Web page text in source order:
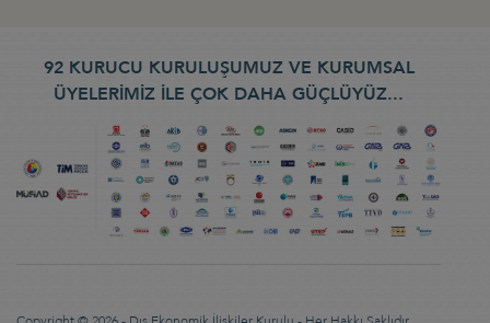
92 KURUCU KURULUŞUMUZ VE KURUMSAL
ÜYELERİMİZ İLE ÇOK DAHA GÜÇLÜYÜZ...